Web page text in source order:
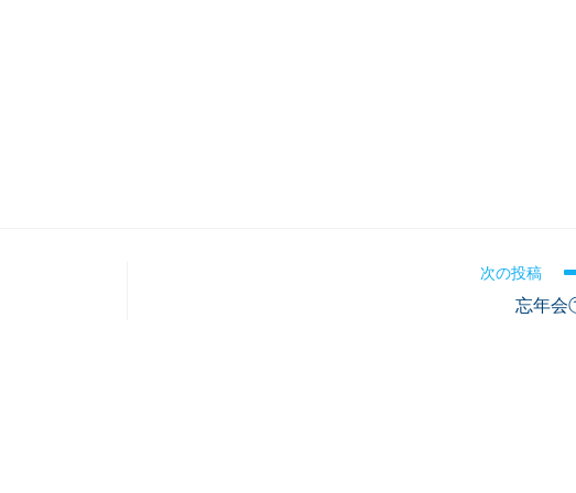
次の投稿
忘年